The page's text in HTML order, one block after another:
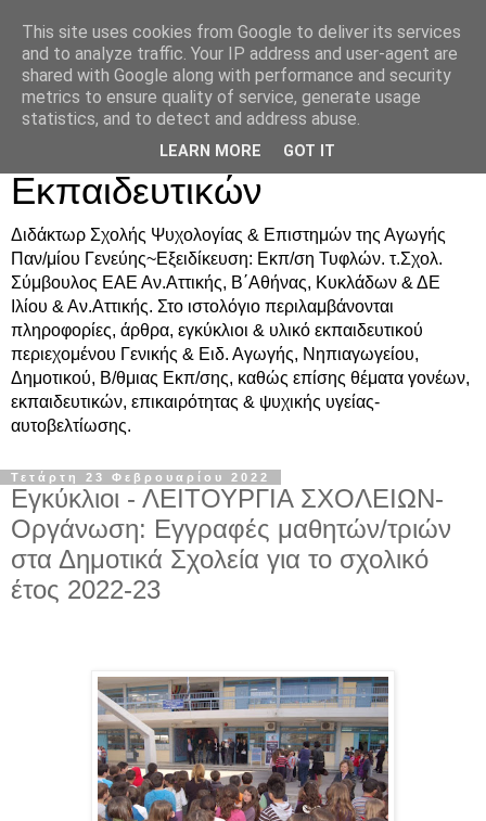
Δρ. Ράνια Χιουρέα-
Συμβουλευτική &
Υποστήριξη Γονέων &
Εκπαιδευτικών
Διδάκτωρ Σχολής Ψυχολογίας & Επιστημών της Αγωγής
Παν/μίου Γενεύης~Εξειδίκευση: Εκπ/ση Τυφλών. τ.Σχολ.
Σύμβουλος ΕΑΕ Αν.Αττικής, Β΄Αθήνας, Κυκλάδων & ΔΕ
Ιλίου & Αν.Αττικής. Στο ιστολόγιο περιλαμβάνονται
πληροφορίες, άρθρα, εγκύκλιοι & υλικό εκπαιδευτικού
περιεχομένου Γενικής & Ειδ. Αγωγής, Νηπιαγωγείου,
Δημοτικού, Β/θμιας Εκπ/σης, καθώς επίσης θέματα γονέων,
εκπαιδευτικών, επικαιρότητας & ψυχικής υγείας-
αυτοβελτίωσης.
Τετάρτη 23 Φεβρουαρίου 2022
Εγκύκλιοι - ΛΕΙΤΟΥΡΓΙΑ ΣΧΟΛΕΙΩΝ-
Οργάνωση: Εγγραφές μαθητών/τριών
στα Δημοτικά Σχολεία για το σχολικό
έτος 2022-23
This site uses cookies from Google to deliver its services
and to analyze traffic. Your IP address and user-agent are
shared with Google along with performance and security
metrics to ensure quality of service, generate usage
statistics, and to detect and address abuse.
LEARN MORE GOT IT